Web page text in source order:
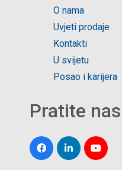
O nama
Uvjeti prodaje
Kontakti
U svijetu
Posao i karijera
Pratite nas